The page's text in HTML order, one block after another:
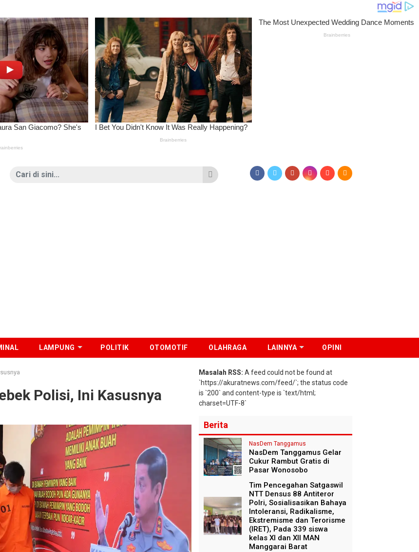
LAMPUNG POLITIK OTOMOTIF OLAHRAGA LAINNYA OPINI
Polisi, Ini Kasusnya
Masalah RSS: A feed could not be found at
`https://akuratnews.com/feed/`; the status code
is `200` and content-type is `text/html;
charset=UTF-8`
Berita
NasDem Tanggamus
NasDem Tanggamus Gelar
Cukur Rambut Gratis di
Pasar Wonosobo
Tim Pencegahan Satgaswil
NTT Densus 88 Antiteror
Polri, Sosialisasikan Bahaya
Intoleransi, Radikalisme,
Ekstremisme dan Terorisme
(IRET), Pada 339 siswa
kelas XI dan XII MAN
Manggarai Barat